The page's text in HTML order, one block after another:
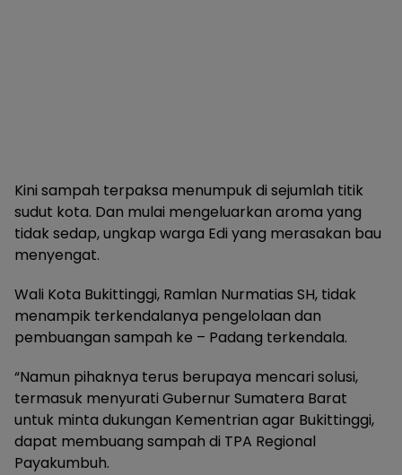
Kini sampah terpaksa menumpuk di sejumlah titik
sudut kota. Dan mulai mengeluarkan aroma yang
tidak sedap, ungkap warga Edi yang merasakan bau
menyengat.
Wali Kota Bukittinggi, Ramlan Nurmatias SH, tidak
menampik terkendalanya pengelolaan dan
pembuangan sampah ke – Padang terkendala.
“Namun pihaknya terus berupaya mencari solusi,
termasuk menyurati Gubernur Sumatera Barat
untuk minta dukungan Kementrian agar Bukittinggi,
dapat membuang sampah di TPA Regional
Payakumbuh.